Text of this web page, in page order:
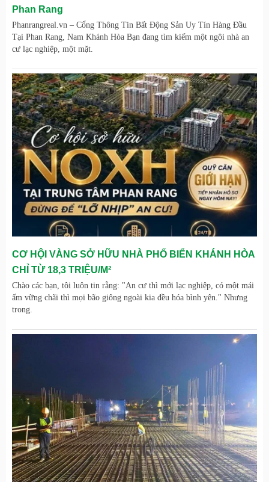
Phan Rang
Phanrangreal.vn – Cổng Thông Tin Bất Động Sản Uy Tín Hàng Đầu
Tại Phan Rang, Nam Khánh Hòa Bạn đang tìm kiếm một ngôi nhà an
cư lạc nghiệp, một mặt.
CƠ HỘI VÀNG SỞ HỮU NHÀ PHỐ BIỂN KHÁNH HÒA
CHỈ TỪ 18,3 TRIỆU/M²
Chào các bạn, tôi luôn tin rằng: "An cư thì mới lạc nghiệp, có một mái
ấm vững chãi thì mọi bão giông ngoài kia đều hóa bình yên." Nhưng
trong.